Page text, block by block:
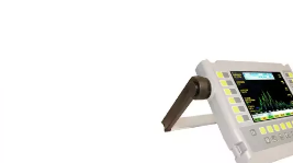
с цифровым (USB)